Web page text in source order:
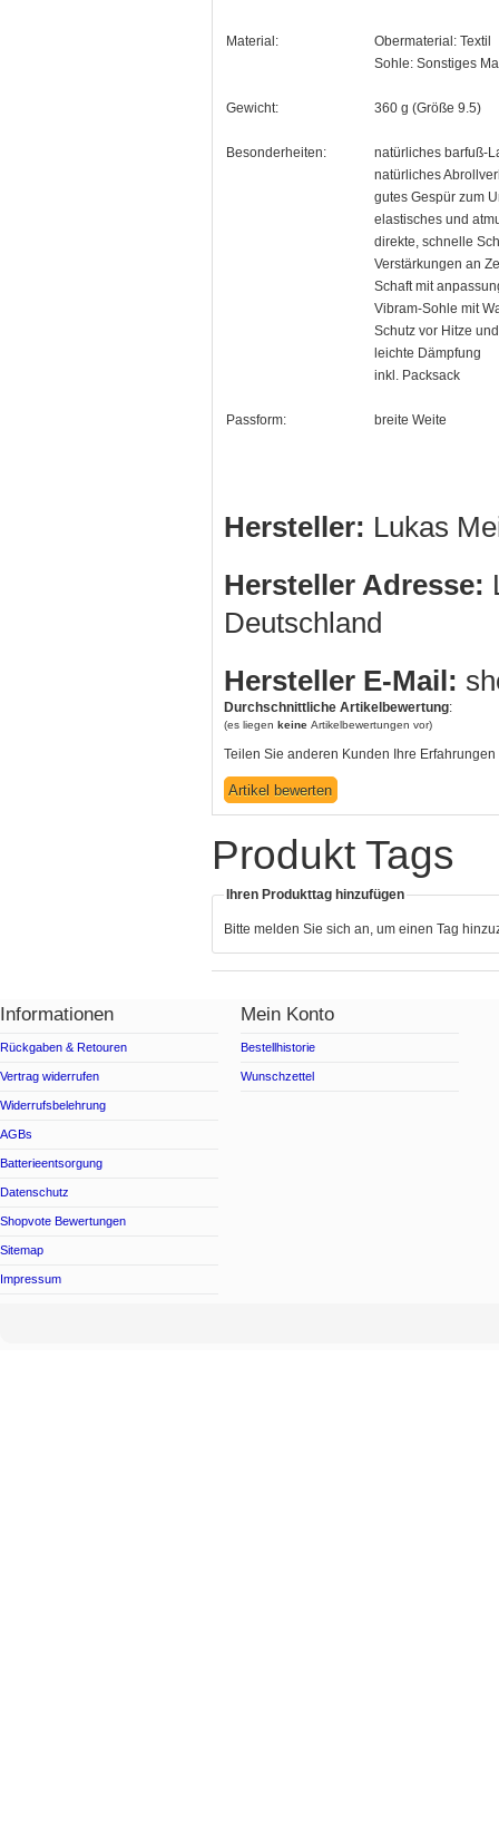
Material:
Obermaterial: Textil
Sohle: Sonstiges
Gewicht: 360 g (Größe 9.5)
Besonderheiten:
natürliches barfuß-
natürliches
gutes Gespür zum
elastisches und
direkte, schnelle
Verstärkungen an
Schaft mit
Vibram-Sohle mit
Schutz vor Hitze
leichte Dämpfung
inkl. Packsack
Passform: breite Weite
Hersteller: Lukas
Hersteller Adresse:
Deutschland
Hersteller E-Mail:
Durchschnittliche Artikelbewertung:
(es liegen keine Artikelbewertungen vor)
Teilen Sie anderen Kunden Ihre Erfahrungen
Produkt Tags
Ihren Produkttag hinzufügen
Bitte melden Sie sich an, um einen Tag
Informationen
Rückgaben & Retouren
Vertrag widerrufen
Widerrufsbelehrung
AGBs
Batterieentsorgung
Datenschutz
Shopvote Bewertungen
Sitemap
Impressum
Mein Konto
Bestellhistorie
Wunschzettel